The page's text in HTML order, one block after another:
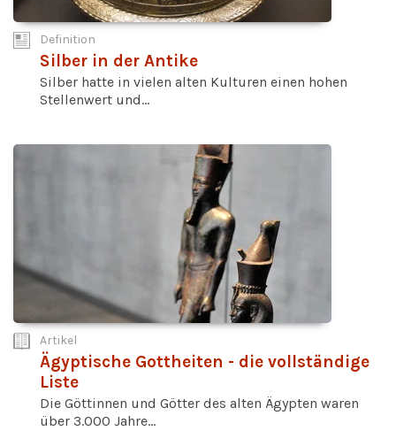
Definition
Silber in der Antike
Silber hatte in vielen alten Kulturen einen hohen
Stellenwert und...
Artikel
Ägyptische Gottheiten - die vollständige
Liste
Die Göttinnen und Götter des alten Ägypten waren
über 3.000 Jahre...